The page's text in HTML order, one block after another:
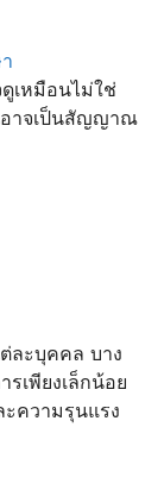
เหมือนไม่ใช่
อาจเป็นสัญญาณ
ละบุคคล บาง
เพียงเล็กน้อย
ความรุนแรง